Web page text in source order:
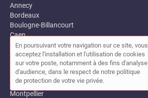
Annecy
Bordeaux
Boulogne-Billancourt
Caen
Cannes
Dijon
Lille
Lyon
Marseille
Montpellier
En poursuivant votre navigation sur ce site, vous
acceptez l'installation et l'utilisation de cookies
sur votre poste, notamment à des fins d'analyse
d'audience, dans le respect de notre politique
de protection de votre vie privée.